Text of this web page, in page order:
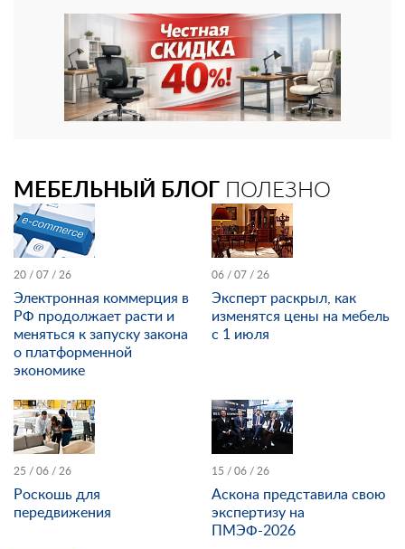
МЕБЕЛЬНЫЙ БЛОГ ПОЛЕЗНО
20 / 07 / 26
Электронная коммерция в
РФ продолжает расти и
меняться к запуску закона
о платформенной
экономике
06 / 07 / 26
Эксперт раскрыл, как
изменятся цены на мебель
с 1 июля
25 / 06 / 26
Роскошь для
передвижения
15 / 06 / 26
Аскона представила свою
экспертизу на
ПМЭФ-2026